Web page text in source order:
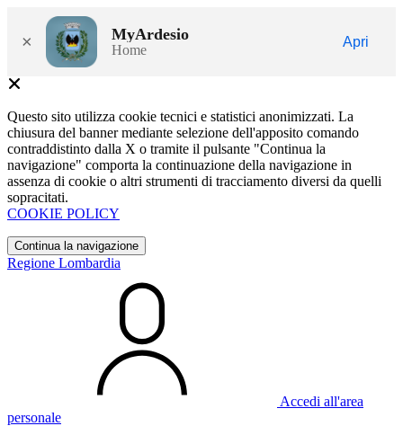
× MyArdesio
Home
Apri
Questo sito utilizza cookie tecnici e statistici anonimizzati. La
chiusura del banner mediante selezione dell'apposito comando
contraddistinto dalla X o tramite il pulsante "Continua la
navigazione" comporta la continuazione della navigazione in
assenza di cookie o altri strumenti di tracciamento diversi da quelli
sopracitati.
COOKIE POLICY
Continua la navigazione
Regione Lombardia
Accedi all'area
personale